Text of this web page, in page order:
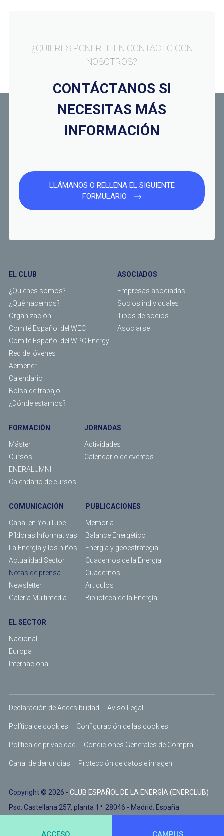
¿QUIERES PONERTE EN CONTACTO CON
NOSOTROS?
CONTÁCTANOS SI
NECESITAS MÁS
INFORMACIÓN
LLÁMANOS O RELLENA EL SIGUIENTE
FORMULARIO
EL CLUB
¿Quiénes somos?
¿Qué hacemos?
Organización
Comité Español del WEC
Comité Español del WPC Energy
Red de jóvenes
Aemener
Calendario
Bolsa de trabajo
¿Dónde estamos?
ASOCIADOS
Empresas asociadas
Socios individuales
Tipos de socios
Asociarse
FORMACIÓN
Máster
Cursos
ENERALUMNI
Calendario de cursos
JORNADAS
Actividades
Calendario de eventos
COMUNICACIÓN
Canal en YouTube
Píldoras Informativas
La Energía y los niños
Actualidad Sector
Notas de prensa
Newsletter
Galería Multimedia
PUBLICACIONES
Memoria
Balance Energético
Energía y geoestrategia
Cuadernos de la Energía
Cuadernos
Articulos
Biblioteca de la Energía
EL SECTOR
Nacional
Europa
Internacional
Declaración de Accesibilidad Aviso Legal
Política de cookies Configuración de las cookies
Política de privacidad Condiciones Generales de Compra
Canal de denuncias Protección de datos e imagen
Copyright © 2026 - CLUB ESPAÑOL DE LA ENERGÍA (ENERCLUB) ·
Pso. Castellana 257, planta 1ª. 28046 - Madrid. España
ACCESO CAMPUS